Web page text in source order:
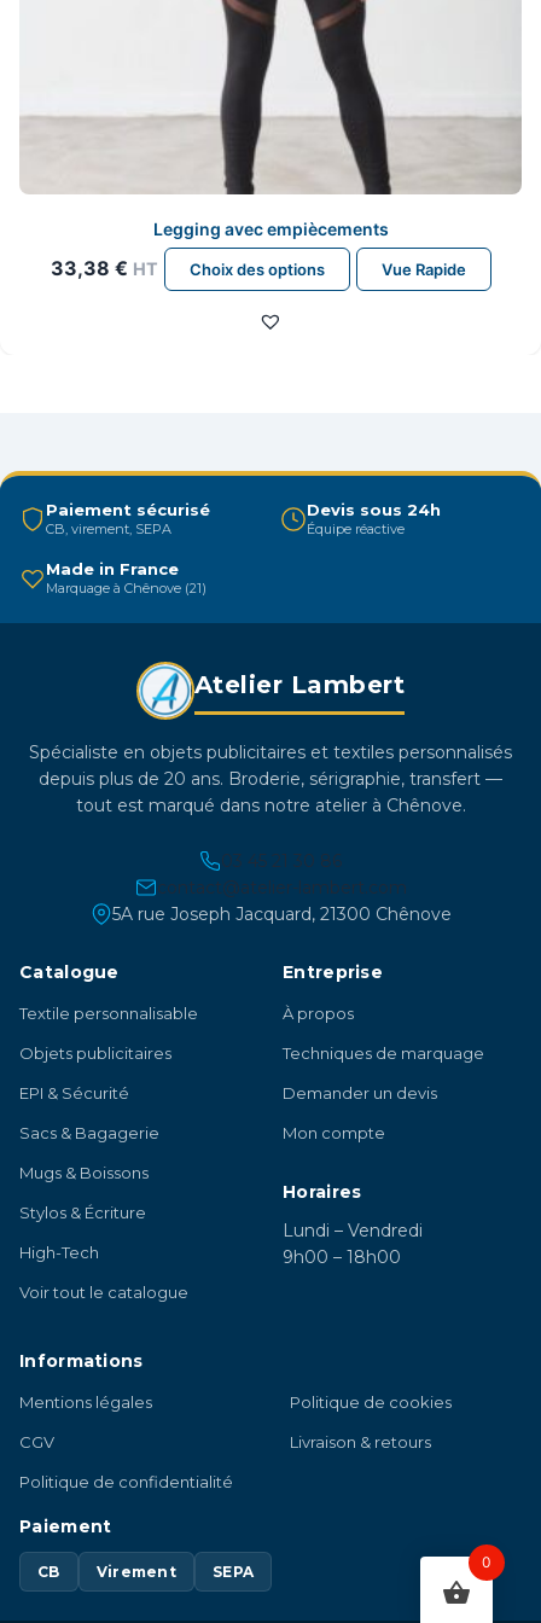
Legging avec empiècements
33,38 € HT Choix des options
Ce
produit
peuvent
être
choisies
page
produit
Vue Rapide
Paiement sécurisé
CB, virement, SEPA
Devis sous 24h
Équipe réactive
Made in France
Marquage à Chênove (21)
Atelier Lambert
Spécialiste en objets publicitaires et textiles personnalisés
depuis plus de 20 ans. Broderie, sérigraphie, transfert —
tout est marqué dans notre atelier à Chênove.
03 45 21 30 86
contact@atelier-lambert.com
5A rue Joseph Jacquard, 21300 Chênove
Catalogue
Textile personnalisable
Objets publicitaires
EPI & Sécurité
Sacs & Bagagerie
Mugs & Boissons
Stylos & Écriture
High-Tech
Voir tout le catalogue
Entreprise
À propos
Techniques de marquage
Demander un devis
Mon compte
Horaires
Lundi – Vendredi
9h00 – 18h00
Informations
Mentions légales
CGV
Politique de confidentialité
Politique de cookies
Livraison & retours
Paiement
CB Virement SEPA
0